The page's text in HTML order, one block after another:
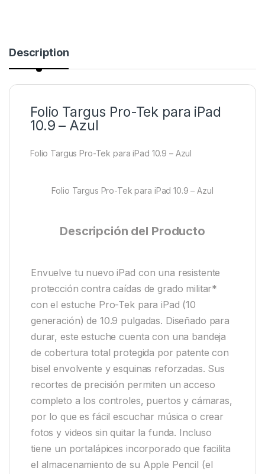
Description
Folio Targus Pro-Tek para iPad
10.9 – Azul
Folio Targus Pro-Tek para iPad 10.9 – Azul
Folio Targus Pro-Tek para iPad 10.9 – Azul
Descripción del Producto
Envuelve tu nuevo iPad con una resistente
protección contra caídas de grado militar*
con el estuche Pro-Tek para iPad (10
generación) de 10.9 pulgadas. Diseñado para
durar, este estuche cuenta con una bandeja
de cobertura total protegida por patente con
bisel envolvente y esquinas reforzadas. Sus
recortes de precisión permiten un acceso
completo a los controles, puertos y cámaras,
por lo que es fácil escuchar música o crear
fotos y videos sin quitar la funda. Incluso
tiene un portalápices incorporado que facilita
el almacenamiento de su Apple Pencil (el